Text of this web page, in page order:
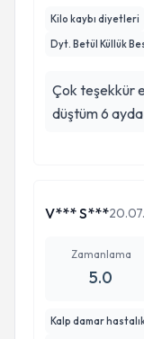
Kilo kaybı diyetleri
Dyt. Betül Küllük
Çok teşekkür
düştüm 6
V*** S***
Zamanlama
5.0
Kalp damar